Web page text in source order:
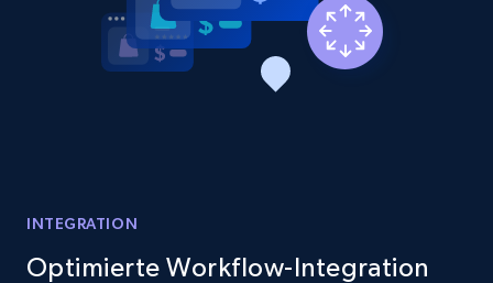
Etsy - Collects data from shop's URL
1.9K+
INTEGRATION
Optimierte Workflow-Integration